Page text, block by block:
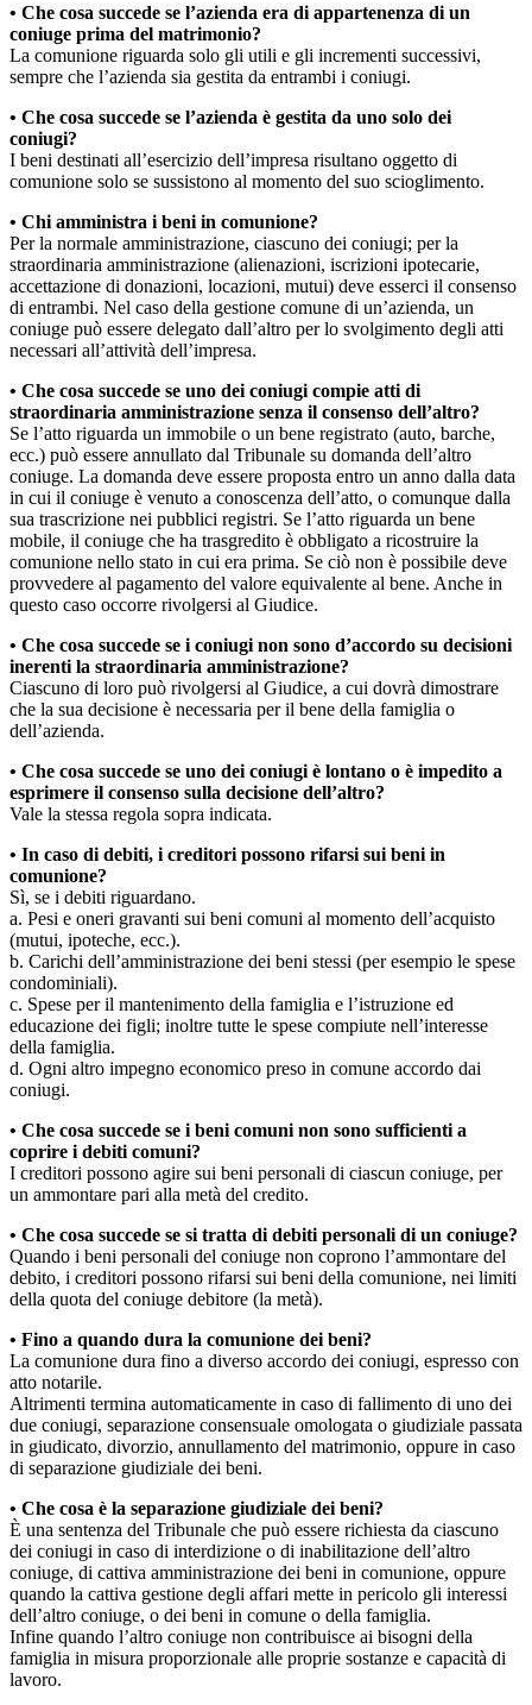
• Che cosa succede se l’azienda era di appartenenza di un
coniuge prima del matrimonio?
La comunione riguarda solo gli utili e gli incrementi successivi,
sempre che l’azienda sia gestita da entrambi i coniugi.
• Che cosa succede se l’azienda è gestita da uno solo dei
coniugi?
I beni destinati all’esercizio dell’impresa risultano oggetto di
comunione solo se sussistono al momento del suo scioglimento.
• Chi amministra i beni in comunione?
Per la normale amministrazione, ciascuno dei coniugi; per la
straordinaria amministrazione (alienazioni, iscrizioni ipotecarie,
accettazione di donazioni, locazioni, mutui) deve esserci il consenso
di entrambi. Nel caso della gestione comune di un’azienda, un
coniuge può essere delegato dall’altro per lo svolgimento degli atti
necessari all’attività dell’impresa.
• Che cosa succede se uno dei coniugi compie atti di
straordinaria amministrazione senza il consenso dell’altro?
Se l’atto riguarda un immobile o un bene registrato (auto, barche,
ecc.) può essere annullato dal Tribunale su domanda dell’altro
coniuge. La domanda deve essere proposta entro un anno dalla data
in cui il coniuge è venuto a conoscenza dell’atto, o comunque dalla
sua trascrizione nei pubblici registri. Se l’atto riguarda un bene
mobile, il coniuge che ha trasgredito è obbligato a ricostruire la
comunione nello stato in cui era prima. Se ciò non è possibile deve
provvedere al pagamento del valore equivalente al bene. Anche in
questo caso occorre rivolgersi al Giudice.
• Che cosa succede se i coniugi non sono d’accordo su decisioni
inerenti la straordinaria amministrazione?
Ciascuno di loro può rivolgersi al Giudice, a cui dovrà dimostrare
che la sua decisione è necessaria per il bene della famiglia o
dell’azienda.
• Che cosa succede se uno dei coniugi è lontano o è impedito a
esprimere il consenso sulla decisione dell’altro?
Vale la stessa regola sopra indicata.
• In caso di debiti, i creditori possono rifarsi sui beni in
comunione?
Sì, se i debiti riguardano.
a. Pesi e oneri gravanti sui beni comuni al momento dell’acquisto
(mutui, ipoteche, ecc.).
b. Carichi dell’amministrazione dei beni stessi (per esempio le spese
condominiali).
c. Spese per il mantenimento della famiglia e l’istruzione ed
educazione dei figli; inoltre tutte le spese compiute nell’interesse
della famiglia.
d. Ogni altro impegno economico preso in comune accordo dai
coniugi.
• Che cosa succede se i beni comuni non sono sufficienti a
coprire i debiti comuni?
I creditori possono agire sui beni personali di ciascun coniuge, per
un ammontare pari alla metà del credito.
• Che cosa succede se si tratta di debiti personali di un coniuge?
Quando i beni personali del coniuge non coprono l’ammontare del
debito, i creditori possono rifarsi sui beni della comunione, nei limiti
della quota del coniuge debitore (la metà).
• Fino a quando dura la comunione dei beni?
La comunione dura fino a diverso accordo dei coniugi, espresso con
atto notarile.
Altrimenti termina automaticamente in caso di fallimento di uno dei
due coniugi, separazione consensuale omologata o giudiziale passata
in giudicato, divorzio, annullamento del matrimonio, oppure in caso
di separazione giudiziale dei beni.
• Che cosa è la separazione giudiziale dei beni?
È una sentenza del Tribunale che può essere richiesta da ciascuno
dei coniugi in caso di interdizione o di inabilitazione dell’altro
coniuge, di cattiva amministrazione dei beni in comunione, oppure
quando la cattiva gestione degli affari mette in pericolo gli interessi
dell’altro coniuge, o dei beni in comune o della famiglia.
Infine quando l’altro coniuge non contribuisce ai bisogni della
famiglia in misura proporzionale alle proprie sostanze e capacità di
lavoro.